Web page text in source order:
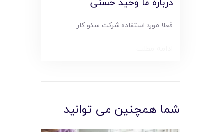
فعلا مورد استفاده شرکت سئو کار
شما همچنین می توانید